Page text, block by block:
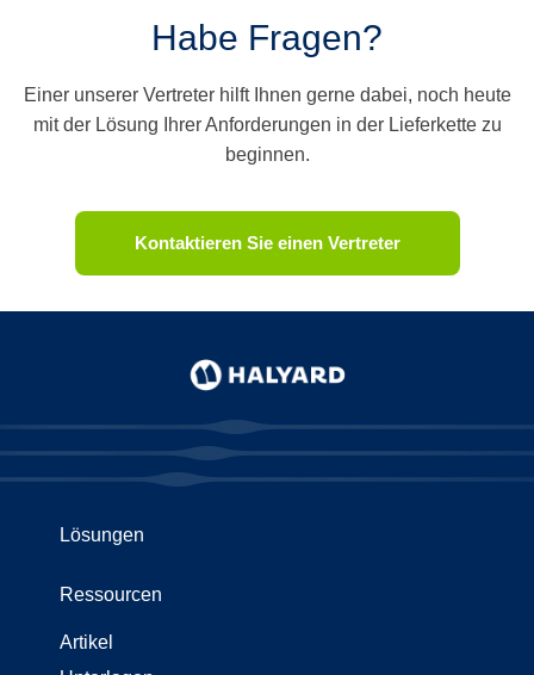
Habe Fragen?
Einer unserer Vertreter hilft Ihnen gerne dabei, noch heute
mit der Lösung Ihrer Anforderungen in der Lieferkette zu
beginnen.
Kontaktieren Sie einen Vertreter
Lösungen
Ressourcen
Artikel